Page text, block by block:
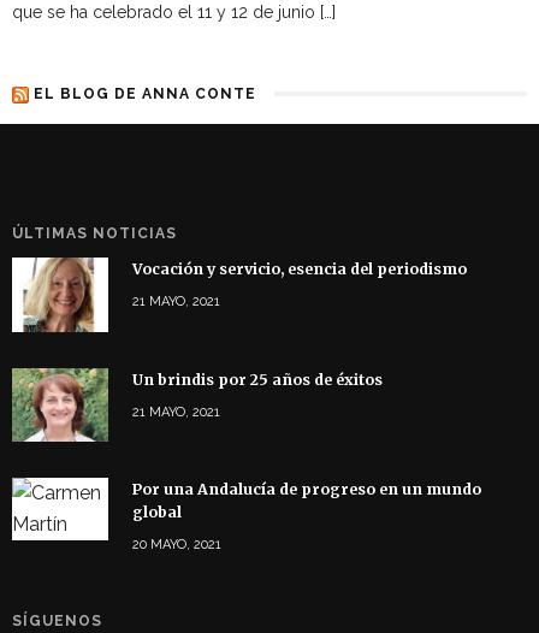
que se ha celebrado el 11 y 12 de junio […]
EL BLOG DE ANNA CONTE
ÚLTIMAS NOTICIAS
Vocación y servicio, esencia del periodismo
21 MAYO, 2021
Un brindis por 25 años de éxitos
21 MAYO, 2021
Por una Andalucía de progreso en un mundo
global
20 MAYO, 2021
SÍGUENOS